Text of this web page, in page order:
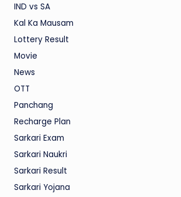
IND vs SA
Kal Ka Mausam
Lottery Result
Movie
News
OTT
Panchang
Recharge Plan
Sarkari Exam
Sarkari Naukri
Sarkari Result
Sarkari Yojana